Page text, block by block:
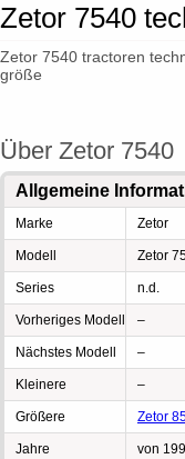
Zetor 7540
Zetor 7540 tractoren
größe
Über Zetor 7540
Allgemeine
Marke Zetor
Modell Zetor
Series n.d.
Vorheriges Modell –
Nächstes Modell –
Kleinere –
Größere Zetor
Jahre von